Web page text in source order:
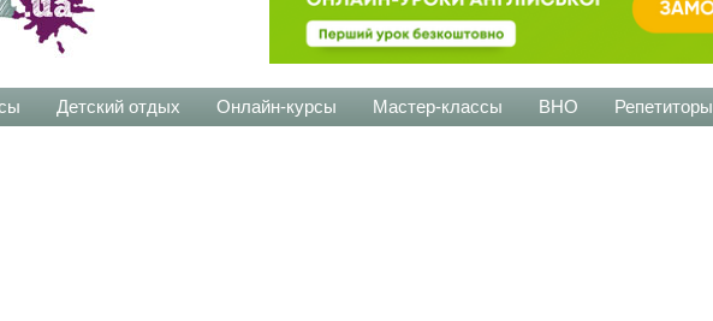
Детский отдых Онлайн-курсы Мастер-классы ВНО Репетиторы